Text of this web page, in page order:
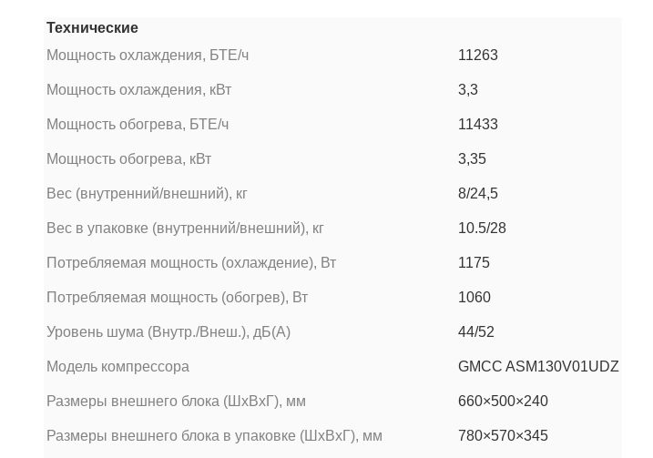
Технические
Мощность охлаждения, БТЕ/ч
11263
Мощность охлаждения, кВт 3,3
Мощность обогрева, БТЕ/ч 11433
Мощность обогрева, кВт 3,35
Вес (внутренний/внешний), кг 8/24,5
Вес в упаковке (внутренний/внешний), кг 10.5/28
Потребляемая мощность (охлаждение), Вт 1175
Потребляемая мощность (обогрев), Вт 1060
Уровень шума (Внутр./Внеш.), дБ(А) 44/52
Модель компрессора GMCC ASM130V01UDZ
Размеры внешнего блока (ШхВхГ), мм 660×500×240
Размеры внешнего блока в упаковке (ШхВхГ), мм 780×570×345